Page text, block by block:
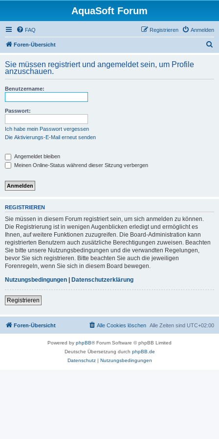
AquaSoft Forum
FAQ Anmelden
Registrieren
Foren-Übersicht
h
Sie müssen registriert und angemeldet sein, um Profile
anzuschauen.
Benutzername:
Passwort:
Ich habe mein Passwort vergessen
Die Aktivierungs-E-Mail erneut senden
Angemeldet bleiben
Meinen Online-Status während dieser Sitzung verbergen
REGISTRIEREN
Sie müssen in diesem Forum registriert sein, um sich anmelden zu können.
Die Registrierung ist in wenigen Augenblicken erledigt und ermöglicht es
Ihnen, auf weitere Funktionen zuzugreifen. Die Board-Administration kann
registrierten Benutzern auch zusätzliche Berechtigungen zuweisen. Beachten
Sie bitte unsere Nutzungsbedingungen und die verwandten Regelungen,
bevor Sie sich registrieren. Bitte beachten Sie auch die jeweiligen
Forenregeln, wenn Sie sich in diesem Board bewegen.
Nutzungsbedingungen | Datenschutzerklärung
Registrieren
Foren-Übersicht Alle Zeiten sind UTC+02:00
Alle Cookies löschen
Powered by phpBB® Forum Software © phpBB Limited
Deutsche Übersetzung durch phpBB.de
Datenschutz| Nutzungsbedingungen